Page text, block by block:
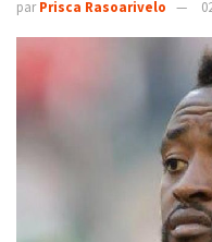
par Prisca Rasoarivelo